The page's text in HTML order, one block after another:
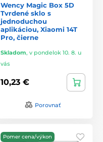
Wency Magic Box 5D
Tvrdené sklo s
jednoduchou
aplikáciou, Xiaomi 14T
Pro, čierne
Skladom, v pondelok 10. 8. u
vás
10,23 €
Porovnať
Pomer cena/výkon